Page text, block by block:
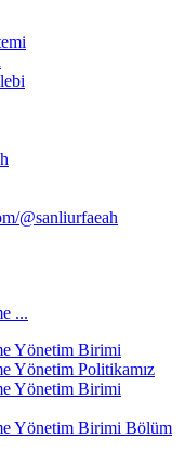
@sanliurfaeah
...
Yönetim Birimi
Yönetim Politikamız
Yönetim Birimi
Yönetim Birimi Bölüm